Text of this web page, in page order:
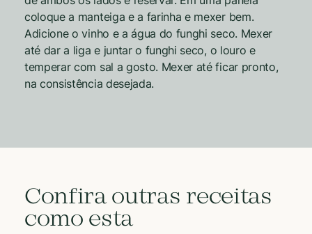
coloque a manteiga e a farinha e mexer bem.
Adicione o vinho e a água do funghi seco. Mexer
até dar a liga e juntar o funghi seco, o louro e
temperar com sal a gosto. Mexer até ficar pronto,
na consistência desejada.
Confira outras receitas
como esta